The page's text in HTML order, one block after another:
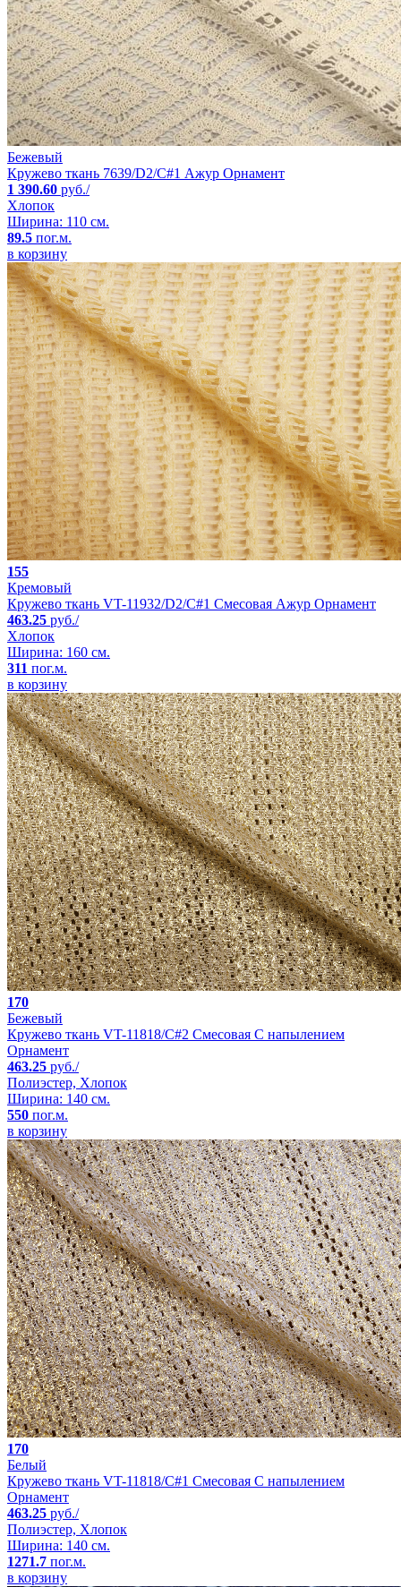
Бежевый
Кружево ткань 7639/D2/C#1 Ажур Орнамент
1 390.60 руб./
Хлопок
Ширина: 110 см.
89.5 пог.м.
в корзину
155
Кремовый
Кружево ткань VT-11932/D2/C#1 Смесовая Ажур Орнамент
463.25 руб./
Хлопок
Ширина: 160 см.
311 пог.м.
в корзину
170
Бежевый
Кружево ткань VT-11818/C#2 Смесовая С напылением
Орнамент
463.25 руб./
Полиэстер, Хлопок
Ширина: 140 см.
550 пог.м.
в корзину
170
Белый
Кружево ткань VT-11818/C#1 Смесовая С напылением
Орнамент
463.25 руб./
Полиэстер, Хлопок
Ширина: 140 см.
1271.7 пог.м.
в корзину